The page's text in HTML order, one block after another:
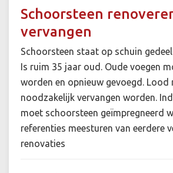
Schoorsteen
vervangen
Schoorsteen staat op schuin
Is ruim 35 jaar oud. Oude voegen
worden en opnieuw gevoegd. Lood
noodzakelijk vervangen worden.
moet schoorsteen geïmpregneerd
referenties meesturen van eerdere
renovaties